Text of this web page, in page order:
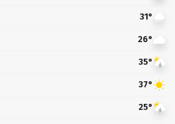
31°
26°
35°
37°
25°